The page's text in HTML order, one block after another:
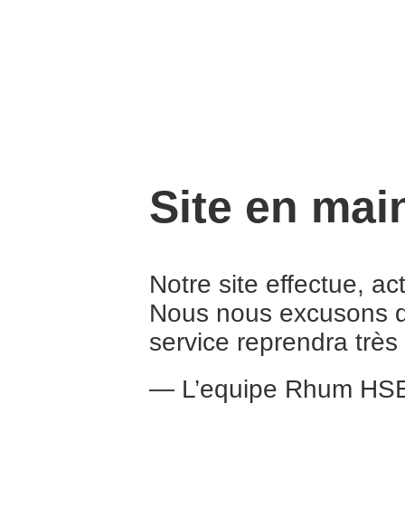
Site en
Notre site effectue,
Nous nous excusons
service reprendra
— L’equipe Rhum